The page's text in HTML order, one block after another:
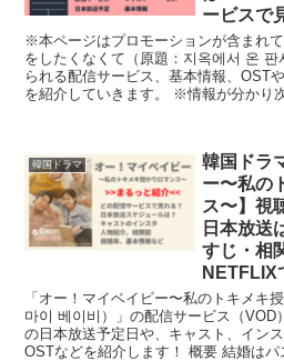
ービスで
※本ページはプロモーションが含まれ
をしたくなくて（原題：지옥에서 온
られる配信サービス、基本情報、OST
を紹介していきます。 ※情報が分かり
韓国ドラマ
韓国ドラ
ー〜私の
ス〜】視
日本放送
すじ・相
NETFLIX
「オー！マイベイビー〜私のトキメキ
마이 베이비）」の配信サービス（VOD
の日本放送予定日や、キャスト、イン
OSTなどを紹介します！ 概要 結婚はパ